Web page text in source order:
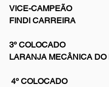
VICE-CAMPEÃO
FINDI CARREIRA
3º COLOCADO
LARANJA MECÂNICA DO
4º COLOCADO